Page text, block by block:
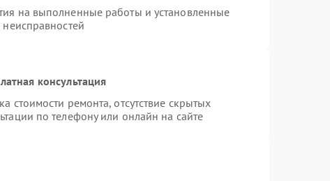
на выполненные работы и установленные
консультация
стоимости ремонта, отсутствие скрытых
по телефону или онлайн на сайте